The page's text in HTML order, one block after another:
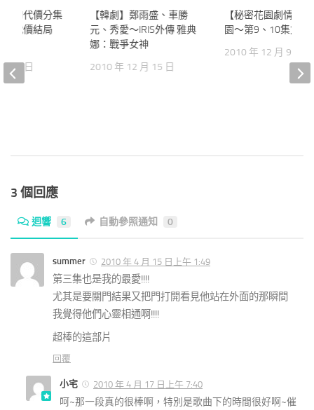
【韓劇】鄭雨盛、車勝
元、秀愛～IRIS外傳 雅典
娜：戰爭女神
2010 年 12 月 15 日
【秘密花園劇情】
園～第9、10集文字
2010 年 12 月 9 日
情的代價分集
的代價結局
25 日
3 個回應
迴響 6 自動參照通知 0
summer 2010 年 4 月 15 日上午 1:49
第三集也是我的最愛!!!!
尤其是要關門結果又把門打開看見他站在外面的那瞬間
我覺得他們心靈相通啊!!!!
超棒的這部片
回覆
小宅 2010 年 4 月 17 日上午 7:40
呵~那一段真的很棒啊，特別是歌曲下的時間很好啊~催